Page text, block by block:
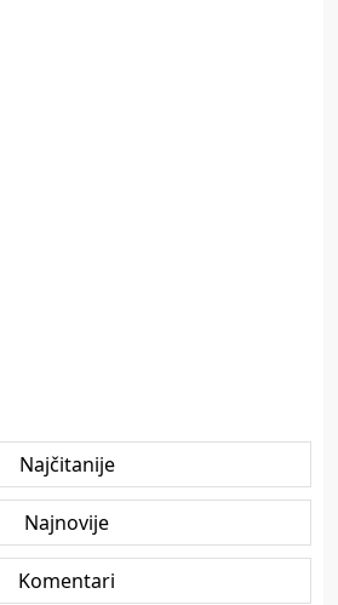
Najčitanije
Najnovije
Komentari